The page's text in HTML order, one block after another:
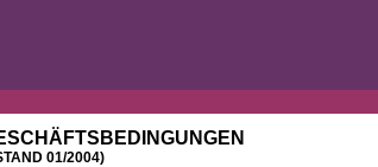
01/2004)